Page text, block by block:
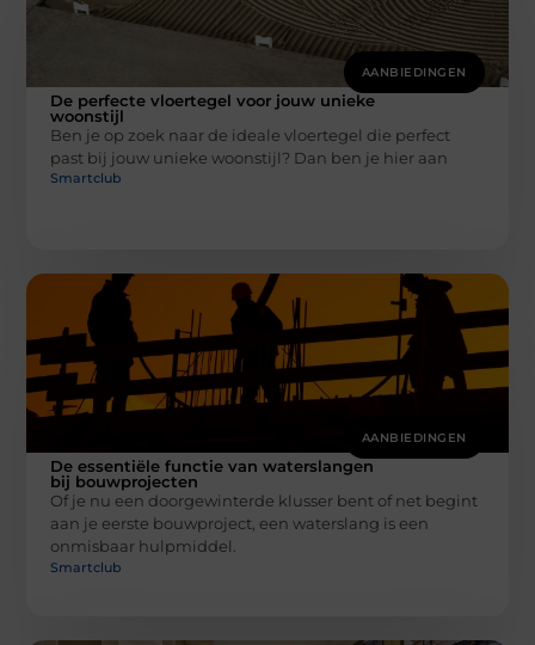
AANBIEDINGEN
De perfecte vloertegel voor jouw unieke
woonstijl
Ben je op zoek naar de ideale vloertegel die perfect
past bij jouw unieke woonstijl? Dan ben je hier aan
Smartclub
AANBIEDINGEN
De essentiële functie van waterslangen
bij bouwprojecten
Of je nu een doorgewinterde klusser bent of net begint
aan je eerste bouwproject, een waterslang is een
onmisbaar hulpmiddel.
Smartclub